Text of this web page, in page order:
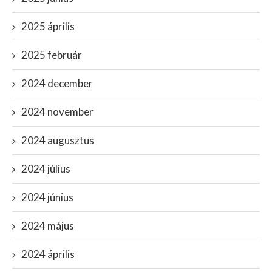
2025 április
2025 február
2024 december
2024 november
2024 augusztus
2024 július
2024 június
2024 május
2024 április